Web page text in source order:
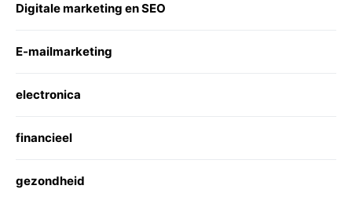
Digitale marketing en SEO
E-mailmarketing
electronica
financieel
gezondheid